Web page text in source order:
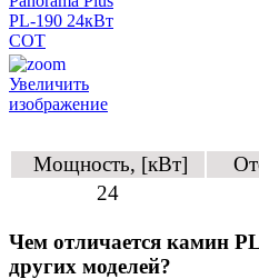
Увеличить
изображение
Мощность, [кВт]
24
Чем отличается камин
других моделей?